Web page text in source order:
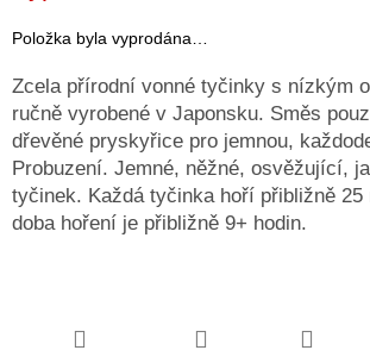
Položka byla vyprodána…
Zcela přírodní vonné tyčinky s nízkým
ručně vyrobené v Japonsku. Směs
dřevěné pryskyřice pro jemnou,
Probuzení. Jemné, něžné, osvěžující,
tyčinek. Každá tyčinka hoří přibližně 25
doba hoření je přibližně 9+ hodin.